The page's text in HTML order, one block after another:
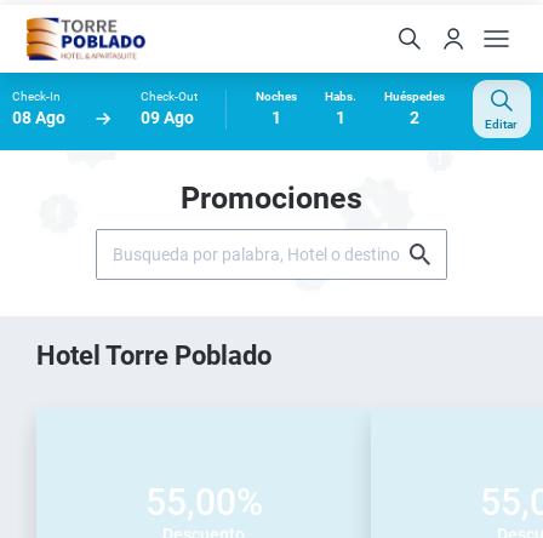
Check-In
08 Ago
Check-Out
09 Ago
Noches
1
Habs.
1
Huéspedes
2 Editar
Promociones
Hotel Torre Poblado
55,00%
Descuento